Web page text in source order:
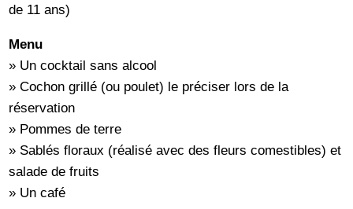
de 11 ans)
Menu
» Un cocktail sans alcool
» Cochon grillé (ou poulet) le préciser lors de la
réservation
» Pommes de terre
» Sablés floraux (réalisé avec des fleurs comestibles) et
salade de fruits
» Un café